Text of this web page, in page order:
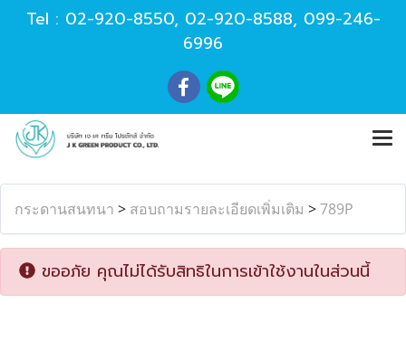
Tel : 02-920-8550, 02-920-8588, 099-246-
6996
กระดานสนทนา > สอบถามรายละเอียดเพิ่มเติม >789P
ขออภัย คุณไม่ได้รับสิทธิในการเข้าใช้งานในส่วนนี้